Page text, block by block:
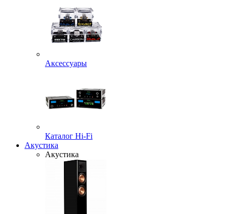
Аксессуары
Каталог Hi-Fi
Акустика
Акустика